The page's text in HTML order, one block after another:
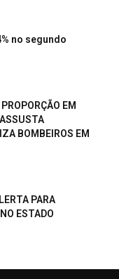
no segundo
EM
BOMBEIROS EM
PARA
ESTADO